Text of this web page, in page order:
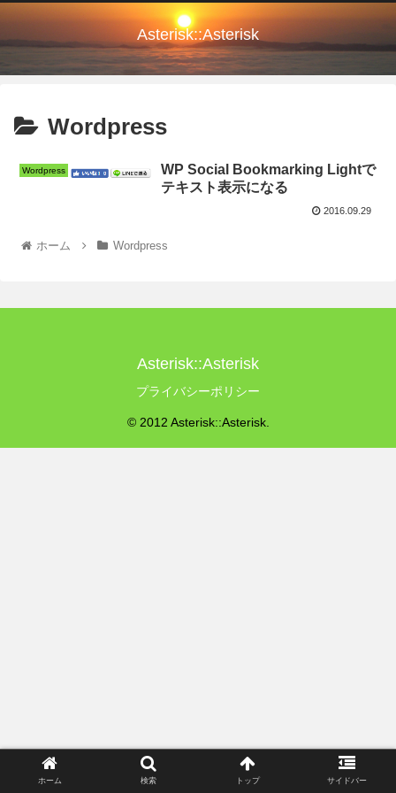
Asterisk::Asterisk
Wordpress
Wordpress
WP Social Bookmarking Lightで
テキスト表示になる
2016.09.29
ホーム Wordpress
Asterisk::Asterisk
プライバシーポリシー
© 2012 Asterisk::Asterisk.
ホーム 検索 トップ サイドバー